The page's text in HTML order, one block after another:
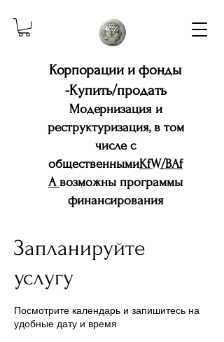
Корпорации и фонды
-Купить/продать
Модернизация и
реструктуризация, в том
числе с
общественнымиKfW/BAf
Aвозможны программы
финансирования
Запланируйте
услугу
Посмотрите календарь и запишитесь на
удобные дату и время